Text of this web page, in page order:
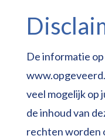
De informatie
veel mogelijk op
de inhoud van
rechten worden